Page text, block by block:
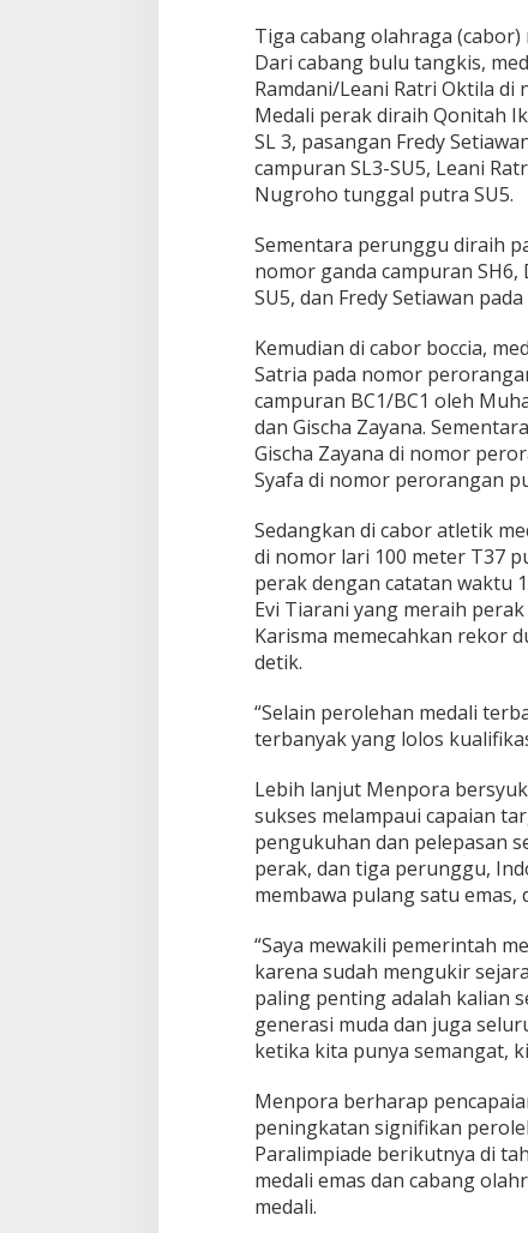
Tiga cabang olahraga
Dari cabang bulu tangkis,
Ramdani/Leani Ratri Oktila di
Medali perak diraih Qonitah
SL 3, pasangan Fredy
campuran SL3-SU5, Leani
Nugroho tunggal putra SU5.
Sementara perunggu diraih
nomor ganda campuran
SU5, dan Fredy Setiawan
Kemudian di cabor boccia,
Satria pada nomor
campuran BC1/BC1 oleh
dan Gischa Zayana.
Gischa Zayana di nomor
Syafa di nomor perorangan
Sedangkan di cabor atletik
di nomor lari 100 meter T37
perak dengan catatan waktu
Evi Tiarani yang meraih
Karisma memecahkan rekor
detik.
“Selain perolehan medali
terbanyak yang lolos
Lebih lanjut Menpora
sukses melampaui capaian
pengukuhan dan pelepasan
perak, dan tiga perunggu,
membawa pulang satu
“Saya mewakili pemerintah
karena sudah mengukir
paling penting adalah kalian
generasi muda dan juga
ketika kita punya semangat,
Menpora berharap
peningkatan signifikan
Paralimpiade berikutnya di
medali emas dan cabang
medali.